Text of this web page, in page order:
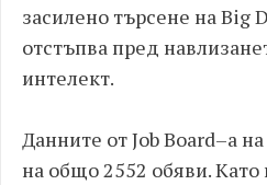
засилено търсене на Big
отстъпва пред
интелект.
Данните от Job Board–а
на общо 2552 обяви. Като